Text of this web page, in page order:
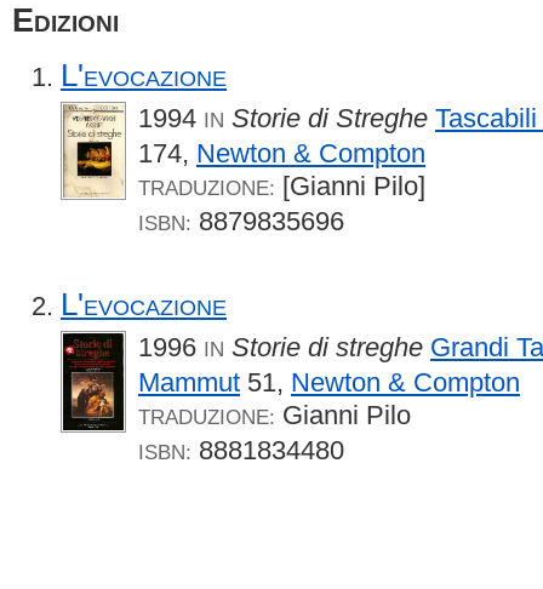
Edizioni
L'evocazione
1994 IN Storie di Streghe
174, Newton & Compton
TRADUZIONE: [Gianni Pilo]
ISBN: 8879835696
L'evocazione
1996 IN Storie di streghe Grandi
Mammut 51, Newton & Compton
TRADUZIONE: Gianni Pilo
ISBN: 8881834480